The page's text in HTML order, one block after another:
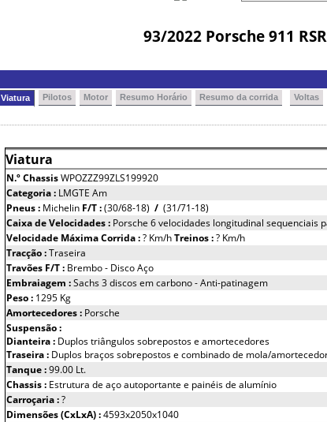
93/2022 Porsche 911
Viatura Pilotos Motor Resumo Horário Resumo da corrida Voltas
Viatura
N.º ChassisWPOZZZ99ZLS199920
Categoria : LMGTE Am
Pneus : Michelin F/T :(30/68-18) / (31/71-18)
Caixa de Velocidades : Porsche 6 velocidades longitudinal sequenciais
Velocidade Máxima Corrida :? Km/hTreinos :? Km/h
Tracção :Traseira
Travões F/T : Brembo - Disco Aço
Embraiagem :Sachs 3 discos em carbono - Anti-patinagem
Peso : 1295 Kg
Amortecedores : Porsche
Suspensão :
Dianteira : Duplos triângulos sobrepostos e amortecedores
Traseira : Duplos braços sobrepostos e combinado de mola/
Tanque :99.00 Lt.
Chassis : Estrutura de aço autoportante e painéis de alumínio
Carroçaria :?
Dimensões (CxLxA) :4593x2050x1040